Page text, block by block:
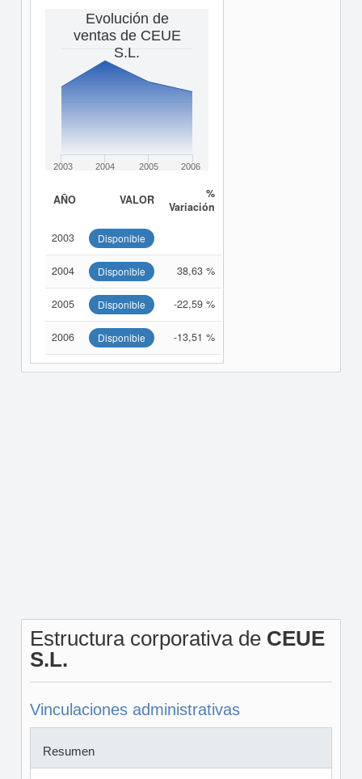
Evolución de
ventas de CEUE
S.L.
2003 2004 2005 2006
AÑO VALOR
%
Variación
2003 Disponible
2004 Disponible 38,63 %
2005 Disponible -22,59 %
2006 Disponible -13,51 %
Estructura corporativa de CEUE
S.L.
Vinculaciones administrativas
Resumen